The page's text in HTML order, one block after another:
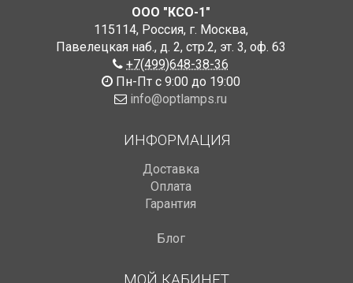
ООО "КСО-1"
115114, Россия, г. Москва,
Павелецкая наб., д. 2, стр.2, эт. 3, оф. 63
+7(499)648-38-36
Пн-Пт с 9:00 до 19:00
info@optlamps.ru
ИНФОРМАЦИЯ
Доставка
Оплата
Гарантия
Блог
МОЙ КАБИНЕТ